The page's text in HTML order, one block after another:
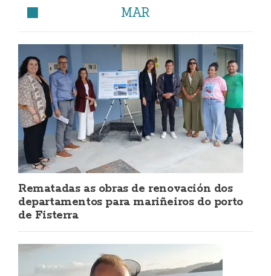
MAR
Rematadas as obras de renovación dos
departamentos para mariñeiros do porto
de Fisterra